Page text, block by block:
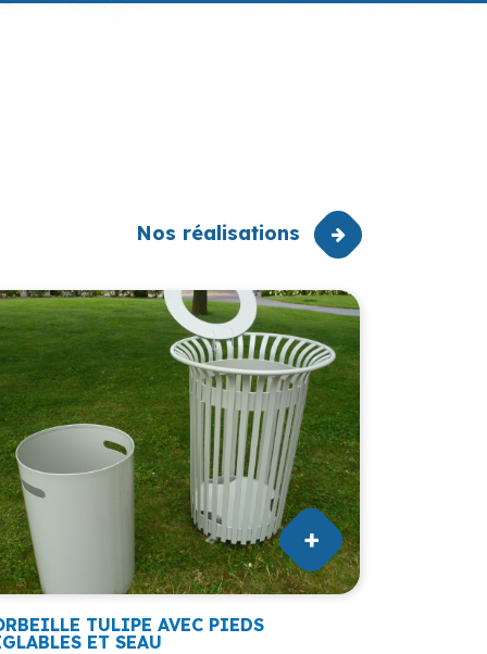
Nos réalisations
TULIPE AVEC PIEDS
ET SEAU